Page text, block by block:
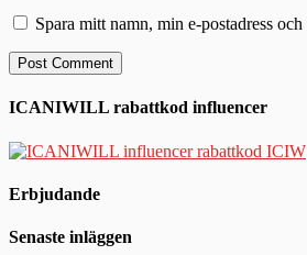
Spara mitt namn, min e-postadress
ICANIWILL rabattkod influencer
Erbjudande
Senaste inläggen